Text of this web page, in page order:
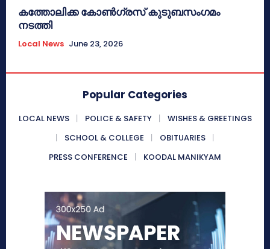
കത്തോലിക്ക കോൺഗ്രസ് കുടുബസംഗമം
നടത്തി
Local News June 23, 2026
Popular Categories
LOCAL NEWS POLICE & SAFETY
WISHES & GREETINGS
SCHOOL & COLLEGE
OBITUARIES
PRESS CONFERENCE
KOODAL MANIKYAM